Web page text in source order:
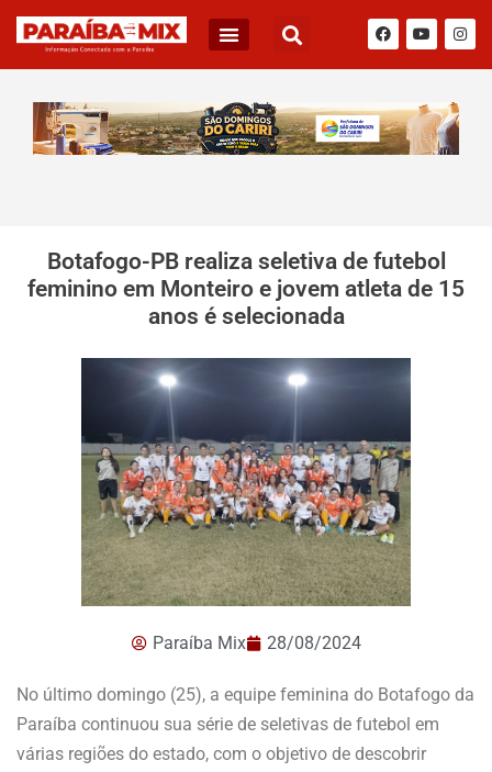
Botafogo-PB realiza seletiva de futebol
feminino em Monteiro e jovem atleta de 15
anos é selecionada
Paraíba Mix 28/08/2024
No último domingo (25), a equipe feminina do Botafogo da
Paraíba continuou sua série de seletivas de futebol em
várias regiões do estado, com o objetivo de descobrir